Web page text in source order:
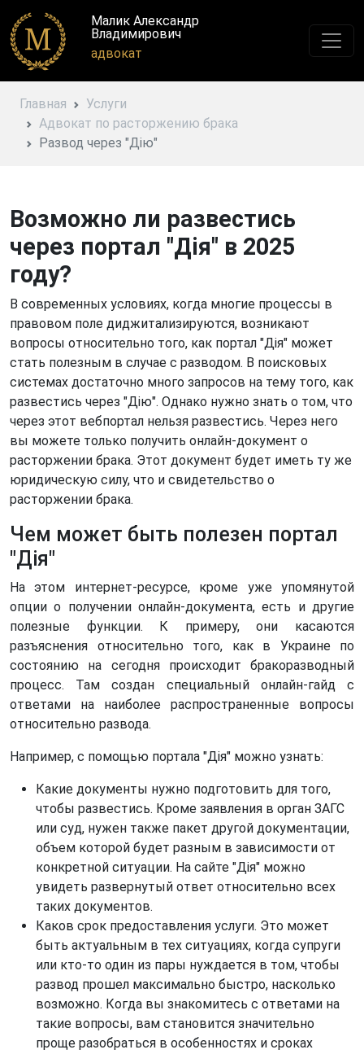
Малик Александр
Владимирович
адвокат
Главная
Услуги
Адвокат по расторжению брака
Развод через "Дію"
Возможно ли развестись
через портал "Дія" в 2025
году?
В современных условиях, когда многие процессы в
правовом поле диджитализируются, возникают
вопросы относительно того, как портал "Дія" может
стать полезным в случае с разводом. В поисковых
системах достаточно много запросов на тему того, как
развестись через "Дію". Однако нужно знать о том, что
через этот вебпортал нельзя развестись. Через него
вы можете только получить онлайн-документ о
расторжении брака. Этот документ будет иметь ту же
юридическую силу, что и свидетельство о
расторжении брака.
Чем может быть полезен портал
"Дія"
На этом интернет-ресурсе, кроме уже упомянутой
опции о получении онлайн-документа, есть и другие
полезные функции. К примеру, они касаются
разъяснения относительно того, как в Украине по
состоянию на сегодня происходит бракоразводный
процесс. Там создан специальный онлайн-гайд с
ответами на наиболее распространенные вопросы
относительно развода.
Например, с помощью портала "Дія" можно узнать:
Какие документы нужно подготовить для того,
чтобы развестись. Кроме заявления в орган ЗАГС
или суд, нужен также пакет другой документации,
объем которой будет разным в зависимости от
конкретной ситуации. На сайте "Дія" можно
увидеть развернутый ответ относительно всех
таких документов.
Каков срок предоставления услуги. Это может
быть актуальным в тех ситуациях, когда супруги
или кто-то один из пары нуждается в том, чтобы
развод прошел максимально быстро, насколько
возможно. Когда вы знакомитесь с ответами на
такие вопросы, вам становится значительно
проще разобраться в особенностях и сроках